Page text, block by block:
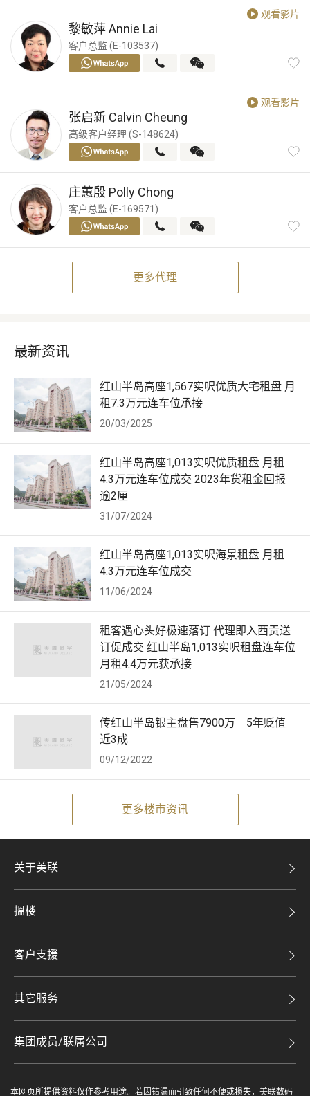
观看影片
黎敏萍Annie Lai
客户总监 (E-103537)
观看影片
张启新 Calvin Cheung
高级客户经理 (S-148624)
庄蕙殷 Polly Chong
客户总监 (E-169571)
更多代理
最新资讯
更多楼市资讯
红山半岛高座1,567实呎优质大宅租盘 月
租7.3万元连车位承接
20/03/2025
红山半岛高座1,013实呎优质租盘 月租
4.3万元连车位成交 2023年货租金回报
逾2厘
31/07/2024
红山半岛高座1,013实呎海景租盘 月租
4.3万元连车位成交
11/06/2024
租客遇心头好极速落订 代理即入西贡送
订促成交 红山半岛1,013实呎租盘连车位
月租4.4万元获承接
21/05/2024
传红山半岛银主盘售7900万 5年贬值
近3成
09/12/2022
关于美联
美联集团
集团动态
人才招募
网站地图
搵楼
二手盘
买卖流程
客户支援
自助放盘
豪宅分行
查询热线
联络我们
其它服务
豪宅资讯
集团成员/联属公司
本网页所提供资料仅作参考用途。若因错漏而引致任何不便或损失，美联数码